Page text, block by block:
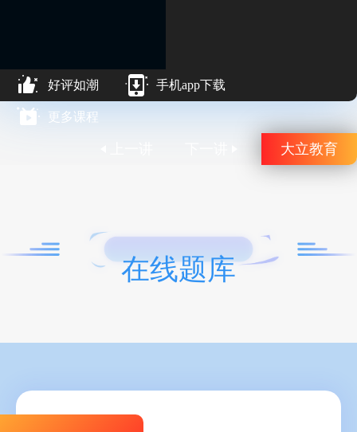
好评如潮 手机app下载
更多课程
大立教育
在线题库